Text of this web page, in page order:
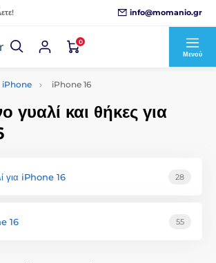
info@momanio.gr
0
Μενού
iPhone iPhone 16
γυαλί και θήκες για
για iPhone 16 28
16 55